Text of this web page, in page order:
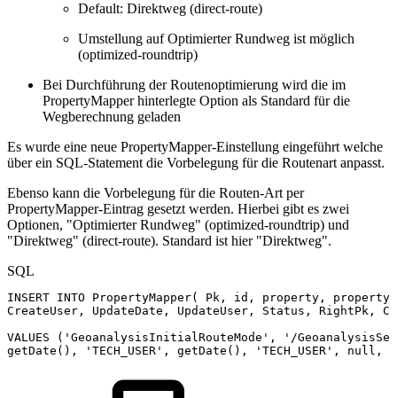
Default: Direktweg (direct-route)
Umstellung auf Optimierter Rundweg ist möglich
(optimized-roundtrip)
Bei Durchführung der Routenoptimierung wird die im
PropertyMapper hinterlegte Option als Standard für die
Wegberechnung geladen
Es wurde eine neue PropertyMapper-Einstellung eingeführt welche
über ein SQL-Statement die Vorbelegung für die Routenart anpasst.
Ebenso kann die Vorbelegung für die Routen-Art per
PropertyMapper-Eintrag gesetzt werden. Hierbei gibt es zwei
Optionen, "Optimierter Rundweg" (optimized-roundtrip) und
"Direktweg" (direct-route). Standard ist hier "Direktweg".
SQL
INSERT INTO PropertyMapper( Pk , id , property ,
CreateUser , UpdateDate , UpdateUser , Status , RightPk ,
VALUES
( 'GeoanalysisInitialRouteMode' ,
'/
getDate ( ) , 'TECH_USER' , getDate ( ) , 'TECH_USER' , null ,